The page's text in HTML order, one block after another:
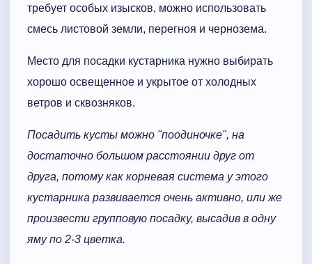
требует особых изысков, можно использовать
смесь листовой земли, перегноя и чернозема.
Место для посадки кустарника нужно выбирать
хорошо освещенное и укрытое от холодных
ветров и сквозняков.
Посадить кусты можно "поодиночке", на
достаточно большом расстоянии друг от
друга, потому как корневая система у этого
кустарника развивается очень активно, или же
произвести групповую посадку, высадив в одну
яму по 2-3 цветка.